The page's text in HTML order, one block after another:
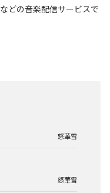
などの音楽配信サービスで
怒華雪
怒華雪